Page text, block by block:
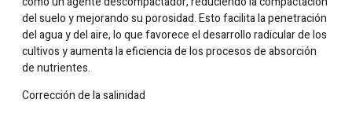
del suelo y mejorando su porosidad. Esto facilita la penetración
del agua y del aire, lo que favorece el desarrollo radicular de los
cultivos y aumenta la eficiencia de los procesos de absorción
de nutrientes.
Corrección de la salinidad